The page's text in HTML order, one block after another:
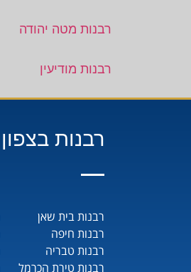
רבנות מטה יהודה
רבנות מודיעין
רבנות בצפון
רבנות בית שאן
רבנות חיפה
רבנות טבריה
רבנות טירת הכרמל